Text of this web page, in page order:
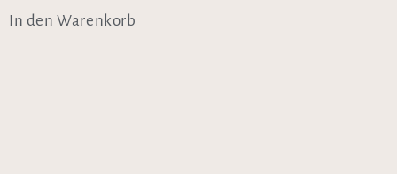
In den Warenkorb